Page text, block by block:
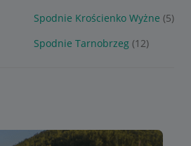
Spodnie Krościenko Wyżne (5)
Spodnie Tarnobrzeg (12)